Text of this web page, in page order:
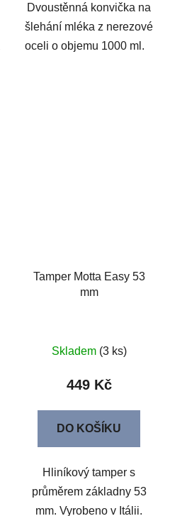
Dvoustěnná konvička na
šlehání mléka z nerezové
oceli o objemu 1000 ml.
Tamper Motta Easy 53
mm
Skladem (3 ks)
449 Kč
DO KOŠÍKU
Hliníkový tamper s
průměrem základny 53
mm. Vyrobeno v Itálii.